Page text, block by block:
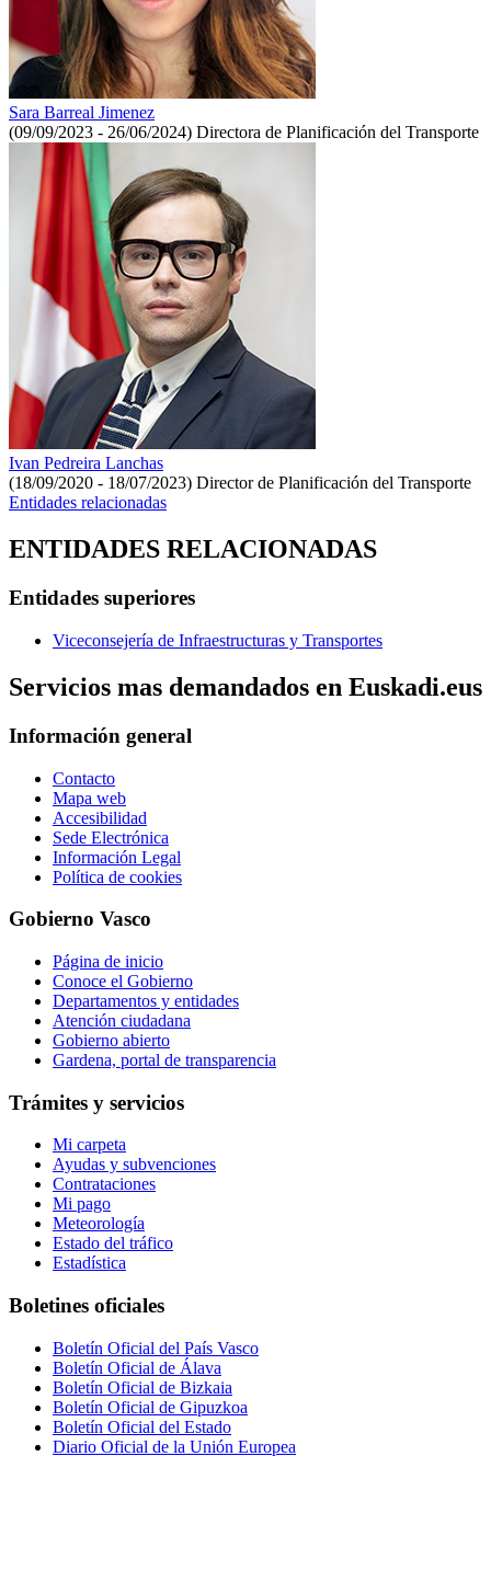
Sara Barreal Jimenez
(09/09/2023 - 26/06/2024) Directora de Planificación del Transporte
Ivan Pedreira Lanchas
(18/09/2020 - 18/07/2023) Director de Planificación del Transporte
Entidades relacionadas
ENTIDADES RELACIONADAS
Entidades superiores
Viceconsejería de Infraestructuras y Transportes
Servicios mas demandados en Euskadi.eus
Información general
Contacto
Mapa web
Accesibilidad
Sede Electrónica
Información Legal
Política de cookies
Gobierno Vasco
Página de inicio
Conoce el Gobierno
Departamentos y entidades
Atención ciudadana
Gobierno abierto
Gardena, portal de transparencia
Trámites y servicios
Mi carpeta
Ayudas y subvenciones
Contrataciones
Mi pago
Meteorología
Estado del tráfico
Estadística
Boletines oficiales
Boletín Oficial del País Vasco
Boletín Oficial de Álava
Boletín Oficial de Bizkaia
Boletín Oficial de Gipuzkoa
Boletín Oficial del Estado
Diario Oficial de la Unión Europea